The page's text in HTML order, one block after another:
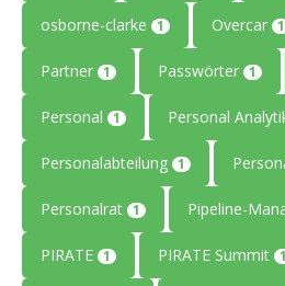
osborne-clarke 1 Overcar 1
Partner 1 Passwörter 1
Personal 1 Personal
Personalabteilung 1
Personalrat 1 Pipeline-
PIRATE 1 PIRATE Summit